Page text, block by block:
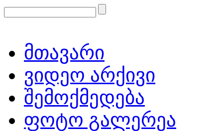
მთავარი
ვიდეო არქივი
შემოქმედება
ფოტო გალერეა